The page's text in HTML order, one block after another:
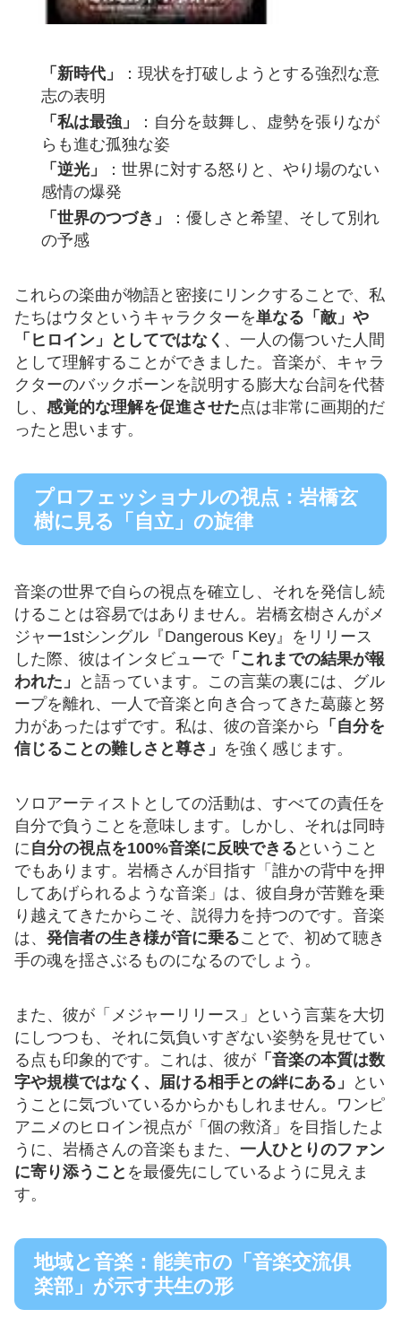
「新時代」
：現状を打破しようとする強烈な意
志の表明
「私は最強」
：自分を鼓舞し、虚勢を張りなが
らも進む孤独な姿
「逆光」
：世界に対する怒りと、やり場のない
感情の爆発
「世界のつづき」
：優しさと希望、そして別れ
の予感
これらの楽曲が物語と密接にリンクすることで、私
たちはウタというキャラクターを単なる「敵」や
「ヒロイン」としてではなく 、一人の傷ついた人間
として理解することができました。音楽が、キャラ
クターのバックボーンを説明する膨大な台詞を代替
し、 感覚的な理解を促進させた点は非常に画期的だ
ったと思います。
プロフェッショナルの視点：岩橋玄
樹に見る「自立」の旋律
音楽の世界で自らの視点を確立し、それを発信し続
けることは容易ではありません。岩橋玄樹さんがメ
ジャー1stシングル『Dangerous Key』をリリース
した際、彼はインタビューで「これまでの結果が報
われた」
と語っています。この言葉の裏には、グル
ープを離れ、一人で音楽と向き合ってきた葛藤と努
力があったはずです。私は、彼の音楽から
「自分を
信じることの難しさと尊さ」 を強く感じます。
ソロアーティストとしての活動は、すべての責任を
自分で負うことを意味します。しかし、それは同時
に 自分の視点を100%音楽に反映できる ということ
でもあります。岩橋さんが目指す「誰かの背中を押
してあげられるような音楽」は、彼自身が苦難を乗
り越えてきたからこそ、説得力を持つのです。音楽
は、 発信者の生き様が音に乗ることで、初めて聴き
手の魂を揺さぶるものになるのでしょう。
また、彼が「メジャーリリース」という言葉を大切
にしつつも、それに気負いすぎない姿勢を見せてい
る点も印象的です。これは、彼が 「音楽の本質は数
字や規模ではなく、届ける相手との絆にある」
とい
うことに気づいているからかもしれません。ワンピ
アニメのヒロイン視点が「個の救済」を目指したよ
うに、岩橋さんの音楽もまた、 一人ひとりのファン
に寄り添うこと を最優先にしているように見えま
す。
地域と音楽：能美市の「音楽交流俱
楽部」が示す共生の形